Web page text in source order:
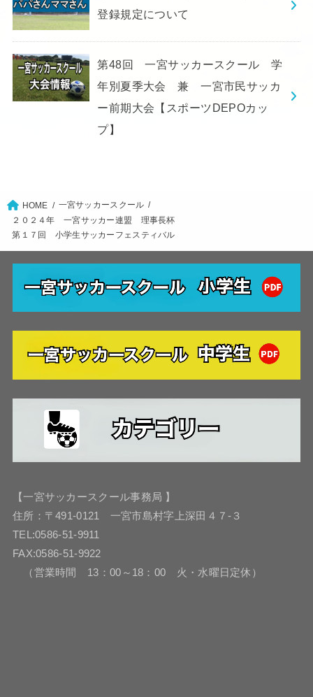
登録規定について
第48回 一宮サッカースクール 学
年別夏季大会 兼 一宮市民サッカ
ー前期大会【スポーツDEPOカッ
プ】
HOME
一宮サッカースクール
２０２４年 一宮サッカー連盟 理事長杯
第１７回 小学生サッカーフェスティバル
【一宮サッカースクール事務局 】
住所：〒491-0121 一宮市島村字上深田４７-３
TEL:0586-51-9911
FAX:0586-51-9922
（営業時間 13：00～18：00 火・水曜日定休）